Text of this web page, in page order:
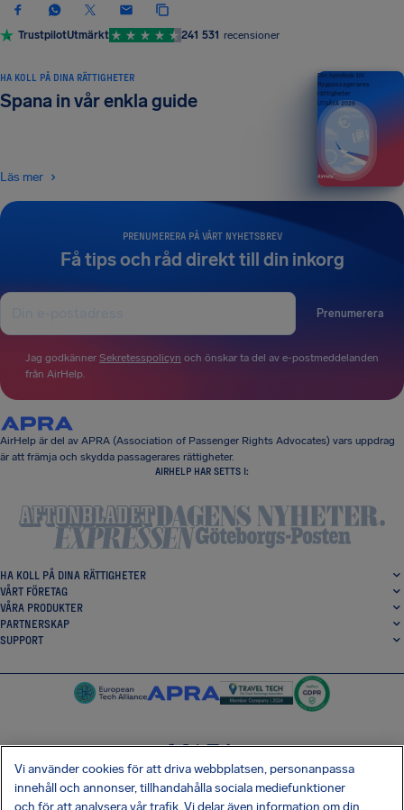
TrustpilotUtmärkt 241 531 recensioner
PRENUMERERA PÅ VÅRT NYHETSBREV
Få tips och råd direkt till din inkorg
Prenumerera
Jag godkänner Sekretesspolicyn och önskar ta del av e-postmeddelanden
från AirHelp.
HA KOLL PÅ DINA RÄTTIGHETER
Spana in vår enkla guide
Läs mer
Din handbok till
flygpassagerares
rättigheter
UTGÅVA 2026
AirHelp är del av APRA (Association of Passenger Rights Advocates) vars uppdrag
är att främja och skydda passagerares rättigheter.
AIRHELP HAR SETTS I:
HA KOLL PÅ DINA RÄTTIGHETER
VÅRT FÖRETAG
VÅRA PRODUKTER
PARTNERSKAP
SUPPORT
SocialFacebook
SocialTwitter
SocialInstagram
SocialLinkedin
Vi använder cookies för att driva webbplatsen, personanpassa
innehåll och annonser, tillhandahålla sociala mediefunktioner
och för att analysera vår trafik. Vi delar även information om din